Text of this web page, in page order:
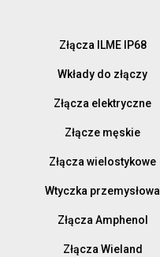
Złącza ILME IP68
Wkłady do złączy
Złącza elektryczne
Złącze męskie
Złącza wielostykowe
Wtyczka przemysłowa
Złącza Amphenol
Złącza Wieland